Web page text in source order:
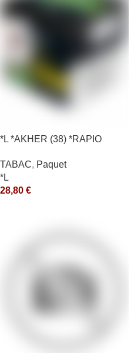
*L *AKHER (38) *RAPIO
TABAC, Paquet
*L
28,80 €